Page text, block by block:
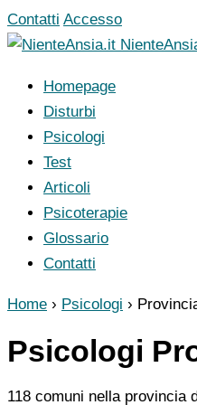
Vai
al
Contatti Accesso
Homepage
Disturbi
Psicologi
Test
Articoli
Psicoterapie
Glossario
Contatti
Home › Psicologi ›
Psicologi
118 comuni nella provincia